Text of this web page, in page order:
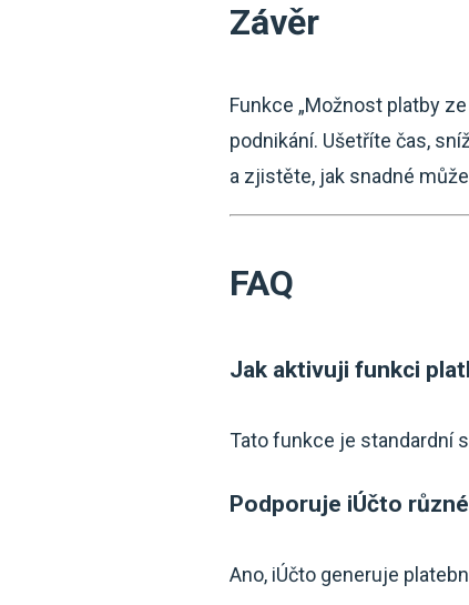
Závěr
Funkce „Možnost platby
podnikání. Ušetříte čas,
a zjistěte, jak snadné
FAQ
Jak aktivuji funkci
Tato funkce je standardní
Podporuje iÚčto
Ano, iÚčto generuje